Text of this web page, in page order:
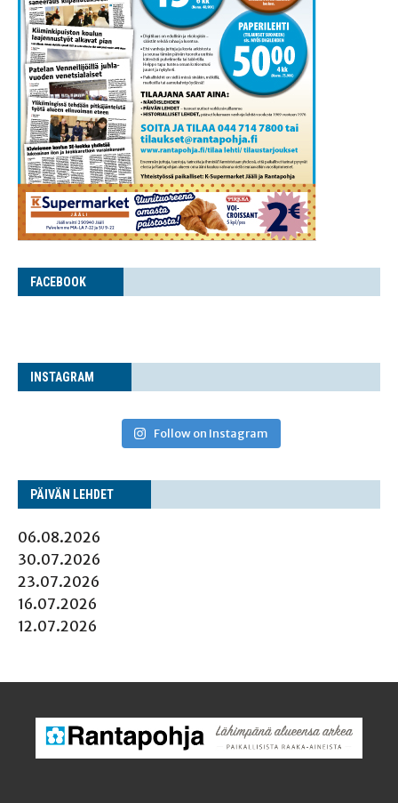
FACE­BOOK
INS­TA­GRAM
Follow on Instagram
PÄI­VÄN LEHDET
06.08.2026
30.07.2026
23.07.2026
16.07.2026
12.07.2026